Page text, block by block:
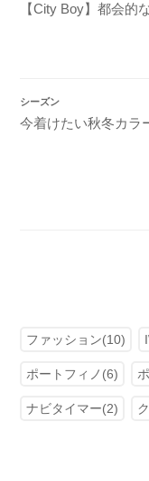
【City Boy】都会的
シーズン
今着けたい秋冬カラ
ファッション(10)
ポートフィノ(6)
ナビタイマー(2)